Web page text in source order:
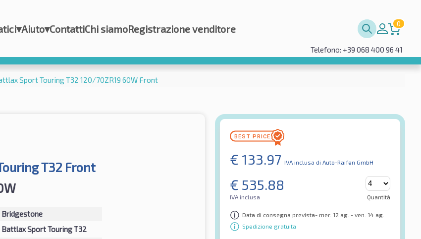
▾Aiuto▾ContattiChi siamoRegistrazione venditore 0
Telefono: +39 068 400 96 41
Sport Touring T32 120/70ZR19 60W Front
T32 Front
Bridgestone
Battlax Sport Touring T32
€ 133.97 IVA inclusa di Auto-Raifen GmbH
€ 535.88
IVA inclusa Quantità
Data di consegna prevista- mer. 12 ag. - ven. 14 ag.
Spedizione gratuita